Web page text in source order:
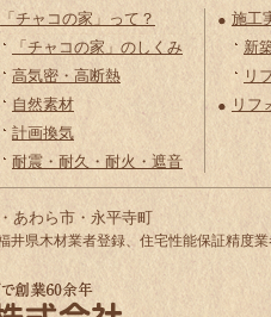
「チャコの家」って？
「チャコの家」のしくみ
高気密・高断熱
自然素材
計画換気
耐震・耐久・耐火・遮音
施工
新
リ
リフ
あわら市・永平寺町
井県木材業者登録、住宅性能保証精度